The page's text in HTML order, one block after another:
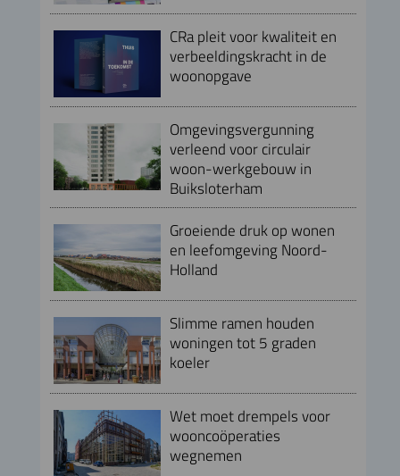
CRa pleit voor kwaliteit en
verbeeldingskracht in de
woonopgave
Omgevingsvergunning
verleend voor circulair
woon-werkgebouw in
Buiksloterham
Groeiende druk op wonen
en leefomgeving Noord-
Holland
Slimme ramen houden
woningen tot 5 graden
koeler
Wet moet drempels voor
wooncoöperaties
wegnemen